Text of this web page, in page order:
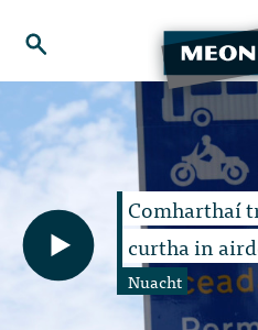
Comharthaí
curtha in
Nuacht